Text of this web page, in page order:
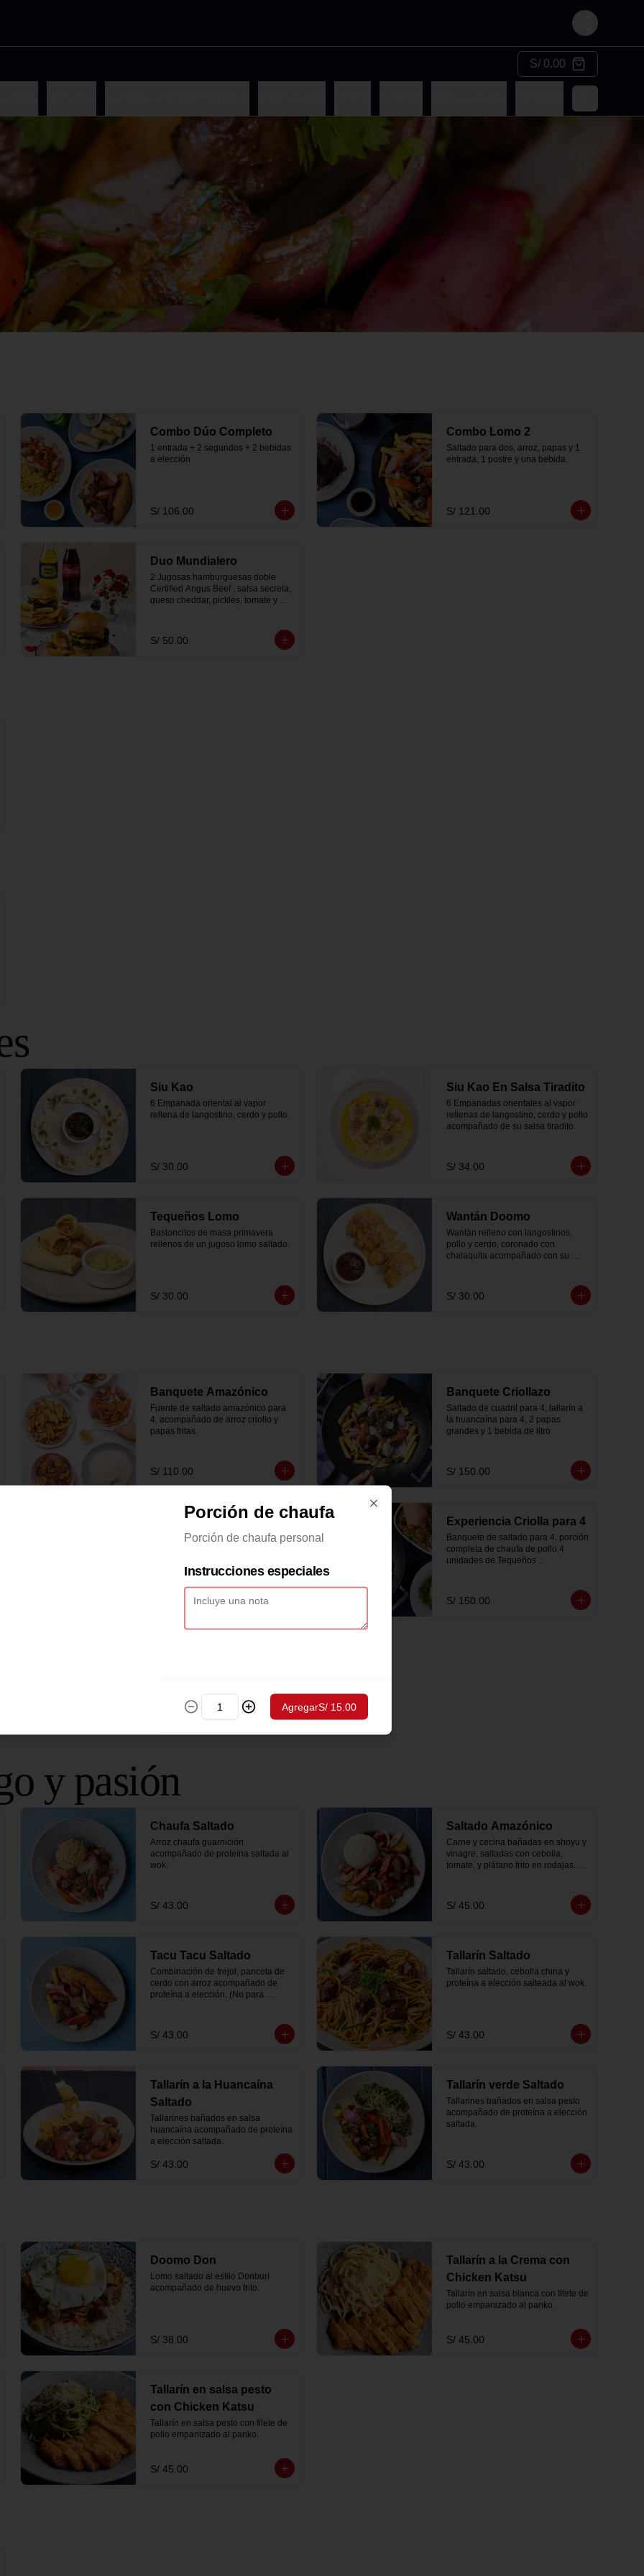
Login
S/ 0.00
Combo Dúo Completo
1 entrada + 2 segundos + 2 bebidas
a elección
S/ 106.00
Combo Lomo 2
Saltado para dos, arroz, papas y 1
entrada, 1 postre y una bebida.
S/ 121.00
Duo Mundialero
2 Jugosas hamburguesas doble
Certified Angus Beef , salsa secreta,
queso cheddar, pickles, tomate y
elección
S/ 50.00
Siu Kao
6 Empanada oriental al vapor
rellena de langostino, cerdo y pollo.
S/ 30.00
Siu Kao En Salsa Tiradito
6 Empanadas orientales al vapor
rellenas de langostino, cerdo y pollo
acompañado de su salsa tiradito.
S/ 34.00
Tequeños Lomo
Bastoncitos de masa primavera
rellenos de un jugoso lomo saltado.
S/ 30.00
Wantán Doomo
Wantán relleno con langostinos,
pollo y cerdo, coronado con
chalaquita acompañado con su
S/ 30.00
Banquete Amazónico
Fuente de saltado amazónico para
4, acompañado de arroz criollo y
papas fritas.
S/ 110.00
Banquete Criollazo
Saltado de cuadril para 4, tallarín a
la huancaína para 4, 2 papas
grandes y 1 bebida de litro
S/ 150.00
Banquete de Saltado de
acompañado de arroz y papas fritas.
Experiencia Criolla para 4
Banquete de saltado para 4, porción
completa de chaufa de pollo,4
unidades de Tequeños
S/ 150.00
y pasión
Chaufa Saltado
Arroz chaufa guarnición
acompañado de proteína saltada al
wok.
S/ 43.00
Saltado Amazónico
Carne y cecina bañadas en shoyu y
vinagre, saltadas con cebolla,
tomate, y plátano frito en rodajas.
S/ 45.00
Tacu Tacu Saltado
Combinación de frejol, panceta de
cerdo con arroz acompañado de
proteína a elección. (No para
S/ 43.00
Tallarín Saltado
Tallarín saltado, cebolla china y
proteína a elección salteada al wok.
S/ 43.00
Tallarín a la Huancaína
Saltado
Tallarines bañados en salsa
huancaína acompañado de proteína
a elección saltada.
S/ 43.00
Tallarín verde Saltado
Tallarines bañados en salsa pesto
acompañado de proteína a elección
saltada.
S/ 43.00
Doomo Don
Lomo saltado al estilo Donburi
acompañado de huevo frito.
S/ 38.00
Tallarín a la Crema con
Chicken Katsu
Tallarín en salsa blanca con filete de
pollo empanizado al panko.
S/ 45.00
Tallarín en salsa pesto
con Chicken Katsu
Tallarín en salsa pesto con filete de
pollo empanizado al panko.
S/ 45.00
Porción de chaufa
Porción de chaufa personal
Instrucciones especiales
AgregarS/ 15.00
Close